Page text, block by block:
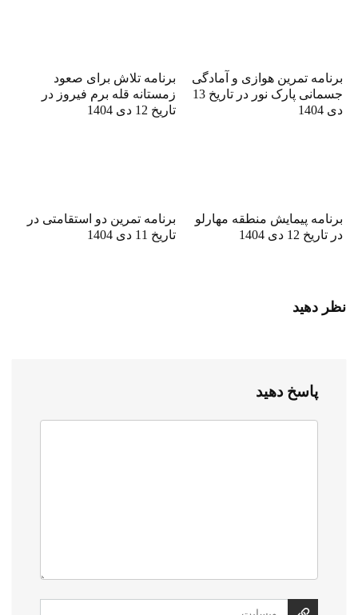
برنامه تمرین هوازی و آمادگی
جسمانی پارک نور در تاریخ 13
دی 1404
برنامه تلاش برای صعود
زمستانه قله برم فیروز در
تاریخ 12 دی 1404
برنامه پیمایش منطقه مهارلو
در تاریخ 12 دی 1404
برنامه تمرین دو استقامتی در
تاریخ 11 دی 1404
نظر دهید
پاسخ دهید